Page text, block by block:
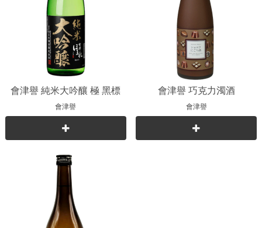
會津譽 純米大吟釀 極 黑標
會津譽
會津譽 巧克力濁酒
會津譽